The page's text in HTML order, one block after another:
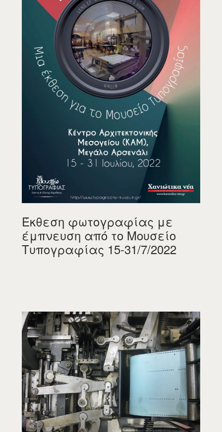
Έκθεση φωτογραφίας με
έμπνευση από το Μουσείο
Τυπογραφίας 15-31/7/2022